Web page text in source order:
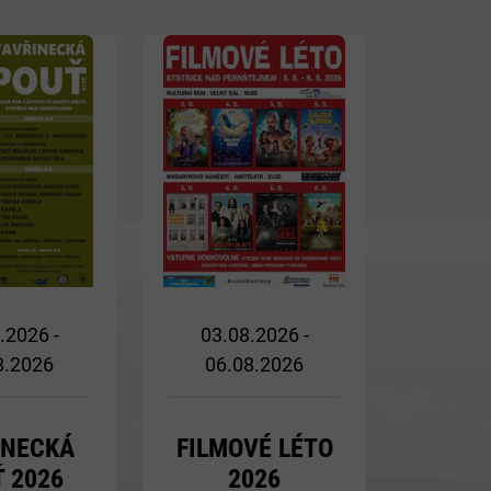
-
2026
Více
03.08.2026 -
06.08.2026
FILMOVÉ LÉTO
2026
Více